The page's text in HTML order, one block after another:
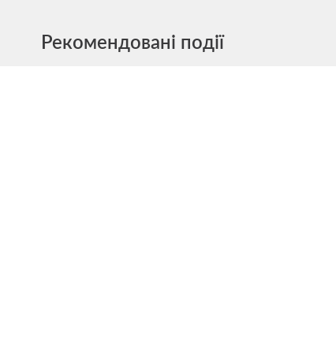
Рекомендовані події